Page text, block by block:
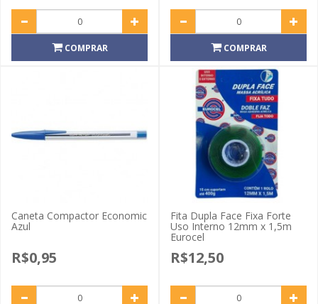
COMPRAR COMPRAR
Caneta Compactor Economic
Azul
R$0,95
Fita Dupla Face Fixa Forte
Uso Interno 12mm x 1,5m
Eurocel
R$12,50